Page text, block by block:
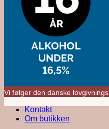
Vi følger den danske
Kontakt
Om butikken